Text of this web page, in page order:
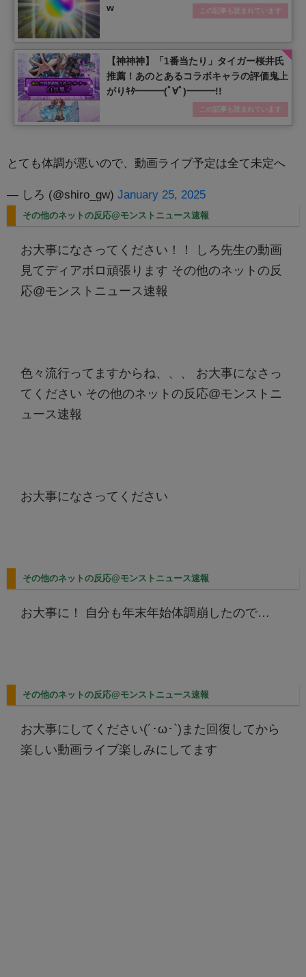
w この記事も読まれています
【神神神】「1番当たり」タイガー桜井氏
推薦！あのとあるコラボキャラの評価鬼上
がりｷﾀ━━━(ﾟ∀ﾟ)━━━!!
この記事も読まれています
とても体調が悪いので、動画ライブ予定は全て未定へ
— しろ (@shiro_gw) January 25, 2025
その他のネットの反応@モンストニュース速報
お大事になさってください！！ しろ先生の動画
見てディアボロ頑張ります その他のネットの反
応@モンストニュース速報
色々流行ってますからね、、、 お大事になさっ
てください その他のネットの反応@モンストニ
ュース速報
お大事になさってください
その他のネットの反応@モンストニュース速報
お大事に！ 自分も年末年始体調崩したので…
その他のネットの反応@モンストニュース速報
お大事にしてください(´･ω･`)また回復してから
楽しい動画ライブ楽しみにしてます